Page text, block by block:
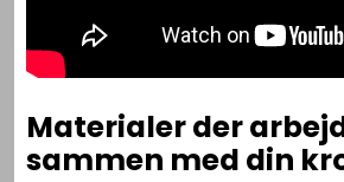
Materialer der
sammen med din